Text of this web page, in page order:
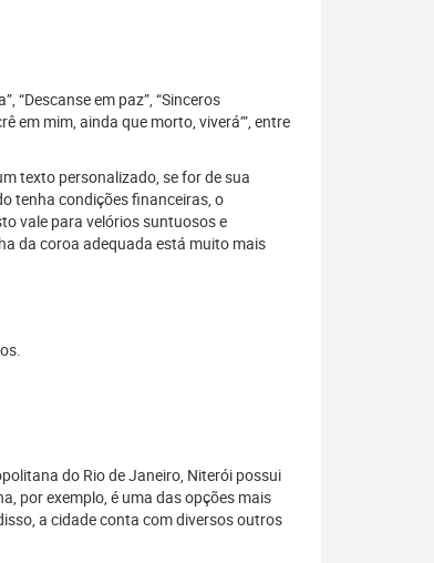
“Descanse em paz”, “Sinceros
em mim, ainda que morto, viverá’”, entre
texto personalizado, se for de sua
tenha condições financeiras, o
vale para velórios suntuosos e
da coroa adequada está muito mais
do Rio de Janeiro, Niterói possui
por exemplo, é uma das opções mais
a cidade conta com diversos outros